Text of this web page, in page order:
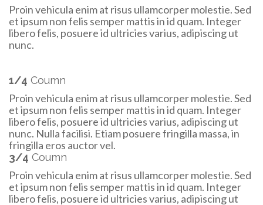
Proin vehicula enim at risus ullamcorper molestie. Sed
et ipsum non felis semper mattis in id quam. Integer
libero felis, posuere id ultricies varius, adipiscing ut
nunc.
1/4 Coumn
Proin vehicula enim at risus ullamcorper molestie. Sed
et ipsum non felis semper mattis in id quam. Integer
libero felis, posuere id ultricies varius, adipiscing ut
nunc. Nulla facilisi. Etiam posuere fringilla massa, in
fringilla eros auctor vel.
3/4 Coumn
Proin vehicula enim at risus ullamcorper molestie. Sed
et ipsum non felis semper mattis in id quam. Integer
libero felis, posuere id ultricies varius, adipiscing ut